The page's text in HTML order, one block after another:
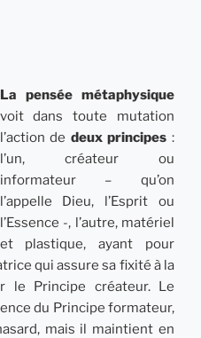
La pensée métaphysique
voit dans toute mutation
l’action de deux principes :
l’un, créateur ou
informateur – qu’on
l’appelle Dieu, l’Esprit ou
l’Essence -, l’autre, matériel
et plastique, ayant pour
qui assure sa fixité à la
le Principe créateur. Le
du Principe formateur,
mais il maintient en